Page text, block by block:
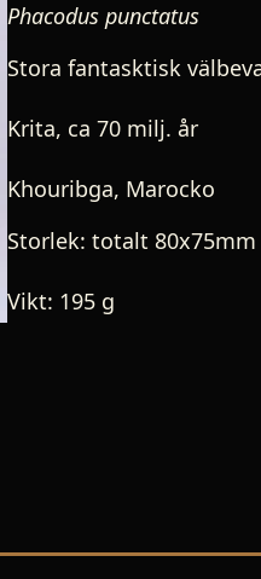
Phacodus punctatus
Stora fantasktisk
Krita, ca 70 milj. år
Khouribga, Marocko
Storlek: totalt 80x75mm
Vikt: 195 g